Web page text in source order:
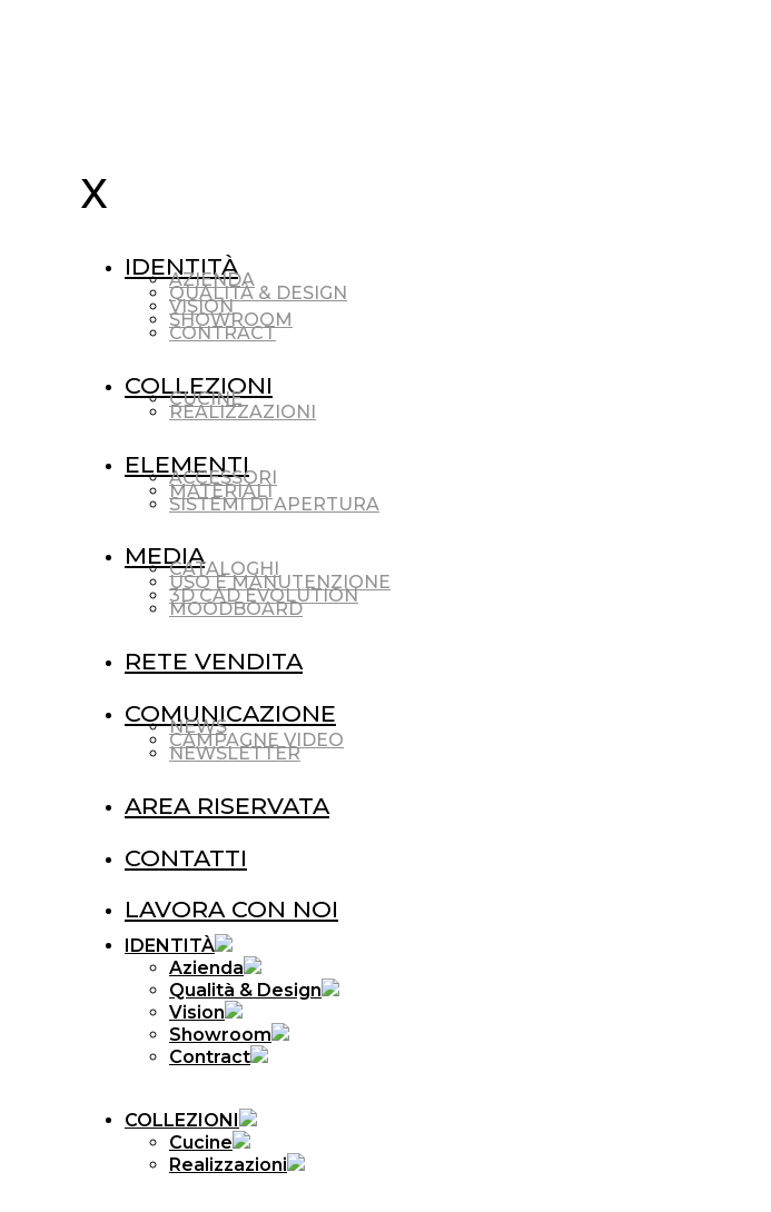
IDENTITÀ
AZIENDA
QUALITÀ & DESIGN
VISION
SHOWROOM
CONTRACT
COLLEZIONI
CUCINE
REALIZZAZIONI
ELEMENTI
ACCESSORI
MATERIALI
SISTEMI DI APERTURA
MEDIACATALOGHI
USO E MANUTENZIONE
3D CAD EVOLUTION
MOODBOARD
RETE VENDITA
COMUNICAZIONE
NEWS
CAMPAGNE VIDEO
NEWSLETTER
AREA RISERVATA
CONTATTI
LAVORA CON NOI
IDENTITÀ
Azienda
Qualità & Design
Vision
Showroom
Contract
COLLEZIONI
Cucine
Realizzazioni